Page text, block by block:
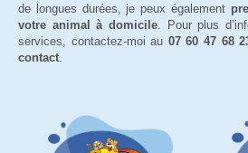
de longues durées, je peux également
votre animal à domicile. Pour plus
services, contactez-moi au 07 60 47 68
contact